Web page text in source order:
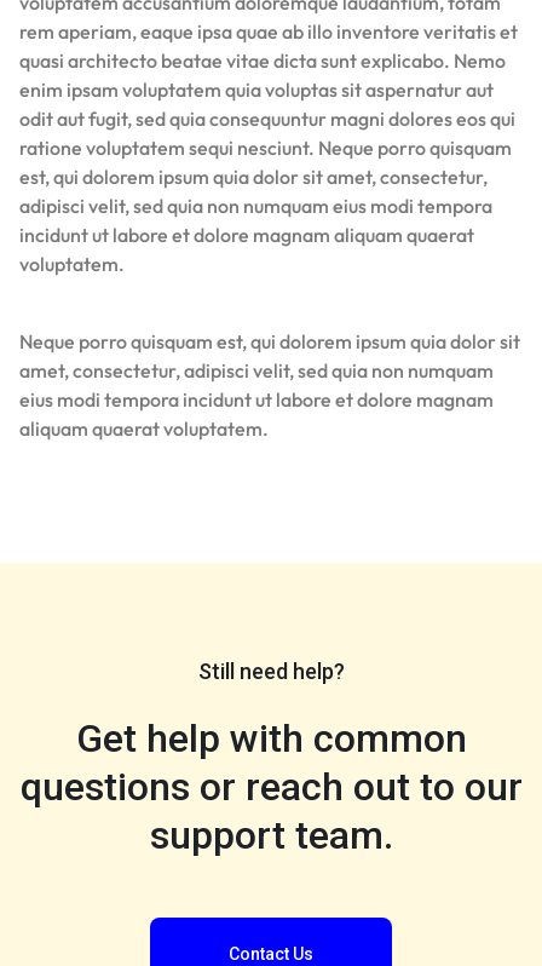
rem aperiam, eaque ipsa quae ab illo inventore veritatis et
quasi architecto beatae vitae dicta sunt explicabo. Nemo
enim ipsam voluptatem quia voluptas sit aspernatur aut
odit aut fugit, sed quia consequuntur magni dolores eos qui
ratione voluptatem sequi nesciunt. Neque porro quisquam
est, qui dolorem ipsum quia dolor sit amet, consectetur,
adipisci velit, sed quia non numquam eius modi tempora
incidunt ut labore et dolore magnam aliquam quaerat
voluptatem.
Neque porro quisquam est, qui dolorem ipsum quia dolor sit
amet, consectetur, adipisci velit, sed quia non numquam
eius modi tempora incidunt ut labore et dolore magnam
aliquam quaerat voluptatem.
Still need help?
Get help with common
questions or reach out to our
support team.
Contact Us